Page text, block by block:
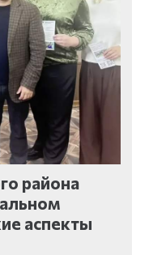
района
аспекты